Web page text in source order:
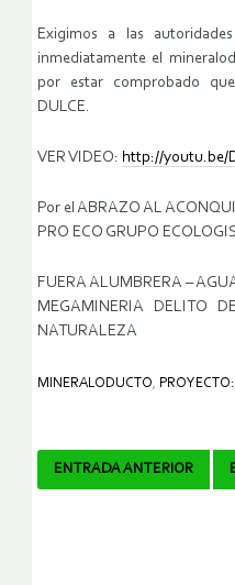
Exigimos a las
inmediatamente el
por estar comprobado
DULCE.
VER VIDEO: http://youtu.be/
Por el ABRAZO AL
PRO ECO GRUPO
FUERA ALUMBRERA –
MEGAMINERIA DELITO
NATURALEZA
MINERALODUCTO,
Navegador
ENTRADA ANTERIOR